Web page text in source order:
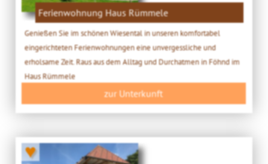
Ferienwohnung Haus Rümmele
Genießen Sie im schönen Wiesental in unseren komfortabel
eingerichteten Ferienwohnungen eine unvergessliche und
erholsame Zeit. Raus aus dem Alltag und Durchatmen in Föhnd im
Haus Rümmele
zur Unterkunft
♥